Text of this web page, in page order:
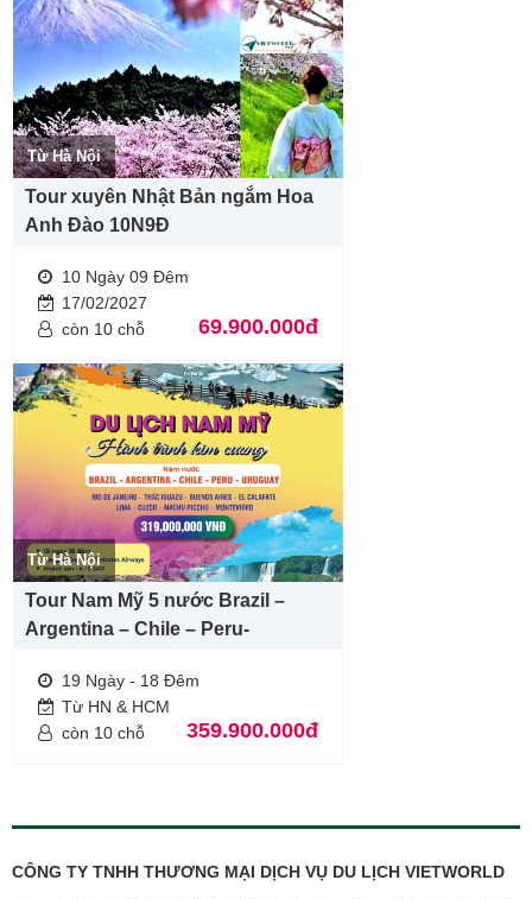
Từ Hà Nội
Tour xuyên Nhật Bản ngắm Hoa
Anh Đào 10N9Đ
10 Ngày 09 Đêm
17/02/2027
còn 10 chỗ
69.900.000đ
Từ Hà Nội
Tour Nam Mỹ 5 nước Brazil –
Argentina – Chile – Peru-
19 Ngày - 18 Đêm
Từ HN & HCM
còn 10 chỗ
359.900.000đ
CÔNG TY TNHH THƯƠNG MẠI DỊCH VỤ DU LỊCH VIETWORLD